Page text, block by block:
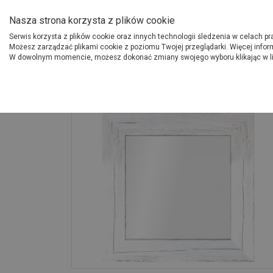
Produkty
O Grupie PSB
Nasza strona korzysta z plików cookie
Serwis korzysta z plików cookie oraz innych technologii śledzenia w celach
Możesz zarządzać plikami cookie z poziomu Twojej przeglądarki. Więcej
W dowolnym momencie, możesz dokonać zmiany swojego wyboru klikając w